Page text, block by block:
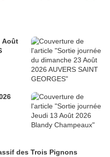
Août
des Trois Pignons